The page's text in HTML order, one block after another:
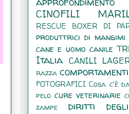
CINOFILI
RESCUE BOXER DI
produttrici di mangimi
cane e uomo canile
Italia CANILI
razza
FOTOGRAFICI Cosa c'è
pelo cure veterinarie
zampe
diritti